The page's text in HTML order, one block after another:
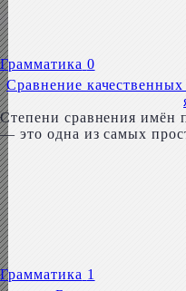
Грамматика 0
Сравнение
Степени сравнения имён
— это одна из самых
Грамматика 1